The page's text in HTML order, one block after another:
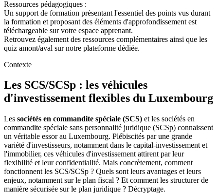
Ressources pédagogiques :
Un support de formation présentant l'essentiel des points vus durant
la formation et proposant des éléments d'approfondissement est
téléchargeable sur votre espace apprenant.
Retrouvez également des ressources complémentaires ainsi que les
quiz amont/aval sur notre plateforme dédiée.
Contexte
Les SCS/SCSp : les véhicules
d'investissement flexibles du Luxembourg
Les sociétés en commandite spéciale (SCS) et les sociétés en
commandite spéciale sans personnalité juridique (SCSp) connaissent
un véritable essor au Luxembourg. Plébiscités par une grande
variété d'investisseurs, notamment dans le capital-investissement et
l'immobilier, ces véhicules d'investissement attirent par leur
flexibilité et leur confidentialité. Mais concrètement, comment
fonctionnent les SCS/SCSp ? Quels sont leurs avantages et leurs
enjeux, notamment sur le plan fiscal ? Et comment les structurer de
manière sécurisée sur le plan juridique ? Décryptage.